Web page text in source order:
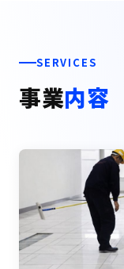
SERVICES
事業内容